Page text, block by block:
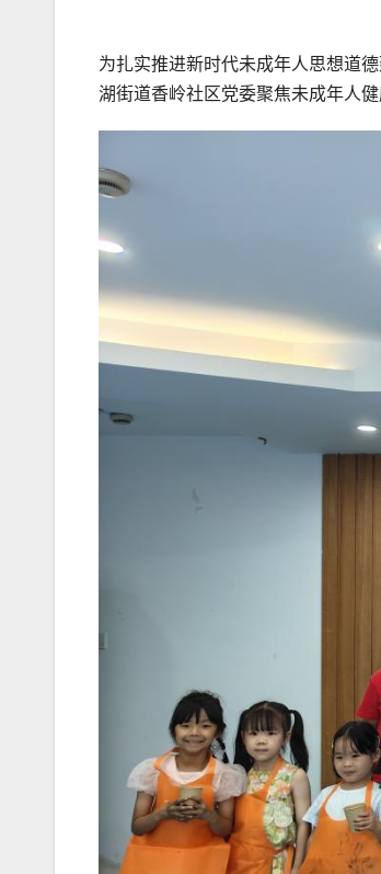
为扎实推进新时代未成年人思想道
湖街道香岭社区党委聚焦未成年人